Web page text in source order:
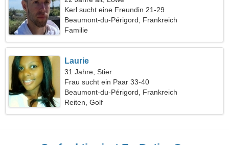
Kerl sucht eine Freundin 21-29
Beaumont-du-Périgord, Frankreich
Familie
Laurie
31 Jahre, Stier
Frau sucht ein Paar 33-40
Beaumont-du-Périgord, Frankreich
Reiten, Golf